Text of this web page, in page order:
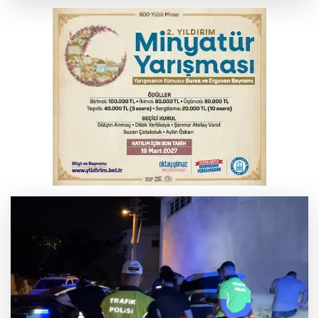
Yargıtay’dan primle çalışanlara müjde
TOFAŞ Basketbol'da sağlık kontrolleri
başladı
Bursa’da bugün hava nasıl olacak?
Osmangazi’de iş arayanlara destek